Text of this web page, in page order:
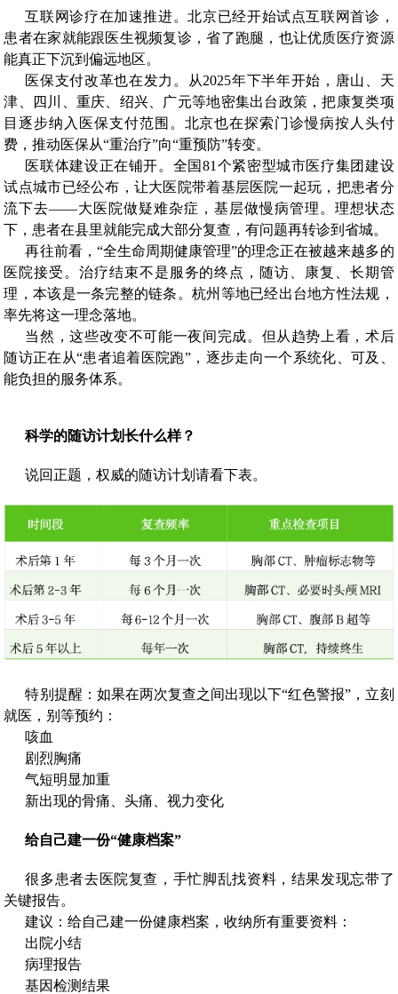
互联网诊疗在加速推进。北京已经开始试点互联网首诊，
患者在家就能跟医生视频复诊，省了跑腿，也让优质医疗资源
能真正下沉到偏远地区。
医保支付改革也在发力。从2025年下半年开始，唐山、天
津、四川、重庆、绍兴、广元等地密集出台政策，把康复类项
目逐步纳入医保支付范围。北京也在探索门诊慢病按人头付
费，推动医保从“重治疗”向“重预防”转变。
医联体建设正在铺开。全国81个紧密型城市医疗集团建设
试点城市已经公布，让大医院带着基层医院一起玩，把患者分
流下去——大医院做疑难杂症，基层做慢病管理。理想状态
下，患者在县里就能完成大部分复查，有问题再转诊到省城。
再往前看，“全生命周期健康管理”的理念正在被越来越多的
医院接受。治疗结束不是服务的终点，随访、康复、长期管
理，本该是一条完整的链条。杭州等地已经出台地方性法规，
率先将这一理念落地。
当然，这些改变不可能一夜间完成。但从趋势上看，术后
随访正在从“患者追着医院跑”，逐步走向一个系统化、可及、
能负担的服务体系。
科学的随访计划长什么样？
说回正题，权威的随访计划请看下表。
特别提醒：如果在两次复查之间出现以下“红色警报”，立刻
就医，别等预约：
咳血
剧烈胸痛
气短明显加重
新出现的骨痛、头痛、视力变化
给自己建一份“健康档案”
很多患者去医院复查，手忙脚乱找资料，结果发现忘带了
关键报告。
建议：给自己建一份健康档案，收纳所有重要资料：
出院小结
病理报告
基因检测结果